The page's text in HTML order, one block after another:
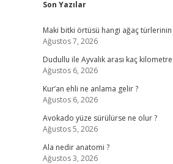
Son Yazılar
Maki bitki örtüsü hangi ağaç türlerinin
Ağustos 7, 2026
Dudullu ile Ayvalık arası kaç
Ağustos 6, 2026
Kur’an ehli ne anlama gelir ?
Ağustos 6, 2026
Avokado yüze sürülürse ne olur ?
Ağustos 5, 2026
Ala nedir anatomi ?
Ağustos 3, 2026